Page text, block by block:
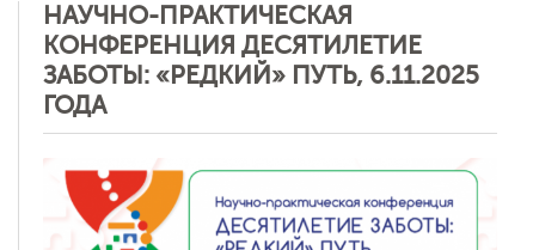
НАУЧНО-ПРАКТИЧЕСКАЯ
КОНФЕРЕНЦИЯ ДЕСЯТИЛЕТИЕ
ЗАБОТЫ: «РЕДКИЙ» ПУТЬ, 6.11.2025
ГОДА